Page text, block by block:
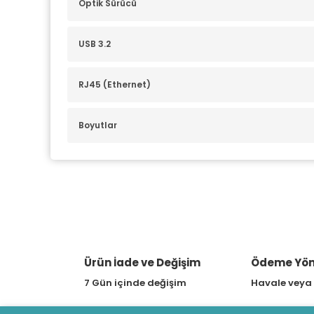
Optik Sürücü
USB 3.2
RJ45 (Ethernet)
Boyutlar
Ürün İade ve Değişim
7 Gün içinde değişim
Ödeme
Havale veya